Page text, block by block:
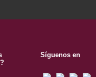
Síguenos en